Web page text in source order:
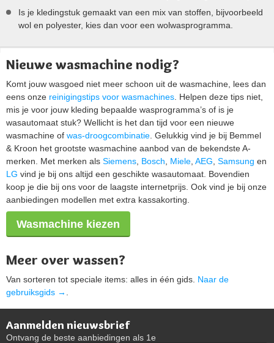
Is je kledingstuk gemaakt van een mix van stoffen, bijvoorbeeld
wol en polyester, kies dan voor een wolwasprogramma.
Nieuwe wasmachine nodig?
Komt jouw wasgoed niet meer schoon uit de wasmachine, lees dan
eens onze reinigingstips voor wasmachines . Helpen deze tips niet,
mis je voor jouw kleding bepaalde wasprogramma’s of is je
wasautomaat stuk? Wellicht is het dan tijd voor een nieuwe
wasmachine of was-droogcombinatie . Gelukkig vind je bij Bemmel
& Kroon het grootste wasmachine aanbod van de bekendste A-
merken. Met merken als Siemens Bosch Miele AEG Samsung en
LG vind je bij ons altijd een geschikte wasautomaat. Bovendien
koop je die bij ons voor de laagste internetprijs. Ook vind je bij onze
aanbiedingen modellen met extra kassakorting.
Wasmachine kiezen
Meer over wassen?
Van sorteren tot speciale items: alles in één gids. Naar de
gebruiksgids →
Aanmelden nieuwsbrief
Ontvang de beste aanbiedingen als 1e